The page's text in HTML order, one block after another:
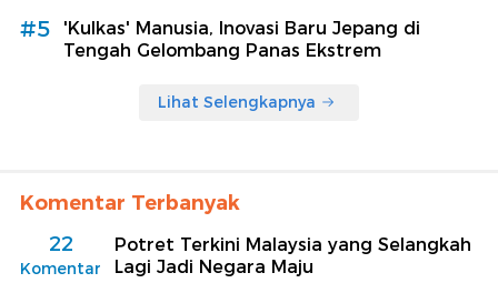
#5
'Kulkas' Manusia, Inovasi Baru Jepang di
Tengah Gelombang Panas Ekstrem
Lihat Selengkapnya
Komentar Terbanyak
22
Komentar
Potret Terkini Malaysia yang Selangkah
Lagi Jadi Negara Maju